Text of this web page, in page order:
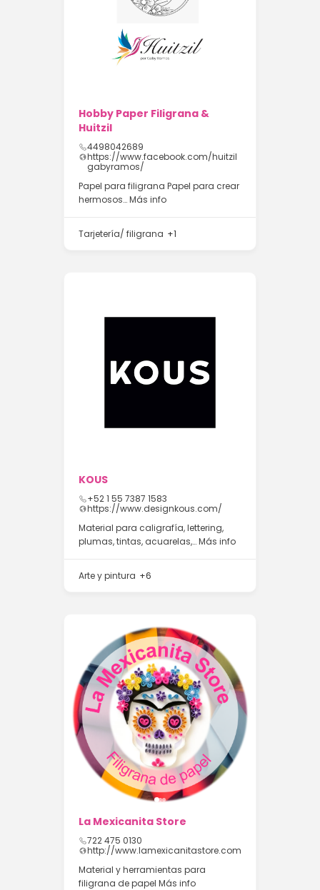
Hobby Paper Filigrana &
Huitzil
4498042689
https://www.facebook.com/huitzil
gabyramos/
Papel para filigrana Papel para crear
hermosos…Más info
Tarjetería/ filigrana +1
KOUS
+52 1 55 7387 1583
https://www.designkous.com/
Material para caligrafía, lettering,
plumas, tintas, acuarelas,…Más info
Arte y pintura +6
La Mexicanita Store
722 475 0130
http://www.lamexicanitastore.com
Material y herramientas para
filigrana de papel Más info